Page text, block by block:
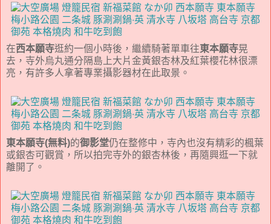
在西本願寺逛約一個小時後，繼續騎著單車往東本願寺晃
去，寺外烏丸通分隔島上大片金黃銀杏林及紅葉櫻花林很漂
亮，有許多人拿著專業攝影器材在此取景。
東本願寺(無料)的御影堂仍在整修中，寺內也沒有精彩的楓葉
或銀杏可觀賞，所以拍完寺外的銀杏林後，再隨興逛一下就
離開了。